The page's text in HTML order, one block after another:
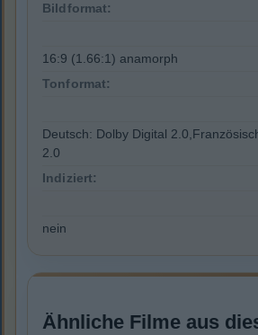
Bildformat:
16:9 (1.66:1) anamorph
Tonformat:
Deutsch: Dolby Digital
2.0
Indiziert:
nein
Ähnliche Filme aus